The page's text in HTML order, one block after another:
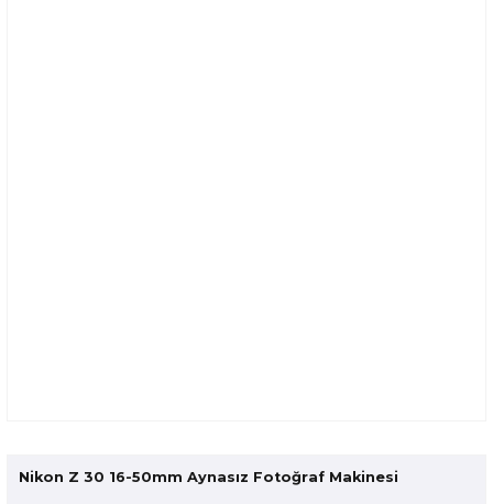
Nikon Z 30 16-50mm Aynasız Fotoğraf Makinesi